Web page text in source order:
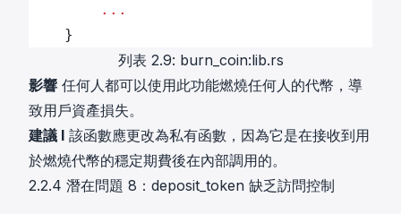
        ...
    }
列表 2.9: burn_coin:lib.rs
影響 任何人都可以使用此功能燃燒任何人的代幣，導
致用戶資產損失。
建議 I 該函數應更改為私有函數，因為它是在接收到用
於燃燒代幣的穩定期費後在內部調用的。
2.2.4 潛在問題 8：deposit_token 缺乏訪問控制